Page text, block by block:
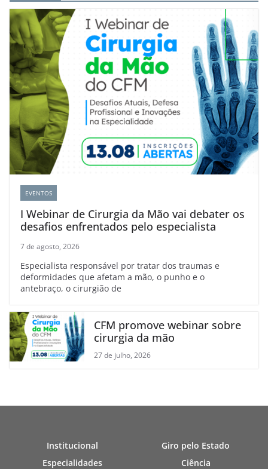
EVENTOS
I Webinar de Cirurgia da Mão vai debater os
desafios enfrentados pelo especialista
7 de agosto, 2026
Especialista responsável por tratar dos traumas e
deformidades que afetam a mão, o punho e o
antebraço, o cirurgião de
CFM promove webinar sobre
cirurgia da mão
27 de julho, 2026
Institucional
Especialidades
Giro pelo Estado
Ciência